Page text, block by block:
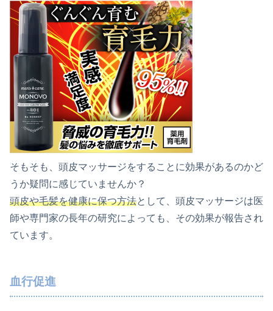
そもそも、頭皮マッサージをすることに効果があるのかど
うか疑問に感じていませんか？
頭皮や毛髪を健康に保つ方法として、頭皮マッサージは医
師や専門家の長年の研究によっても、その効果が報告され
ています。
血行促進